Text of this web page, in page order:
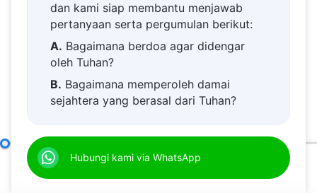
perwujudan ini telah dipengaruhi oleh sikap
patriotisme? Apakah ada kaitannya dengan itu?
Orang-orang telah sangat diracuni oleh hal
tersebut—setiap kali menulis sumpah atau janji,
mereka memikirkan semua tokoh terkenal
rakyatnya. Tokoh-tokoh terkenal itu adalah
bagian dari komplotan Iblis. Mereka bertindak
dan kami siap membantu menjawab
pertanyaan serta pergumulan berikut:
A. Bagaimana berdoa agar didengar
oleh Tuhan?
B. Bagaimana memperoleh damai
sejahtera yang berasal dari Tuhan?
D.
dekat kepada Tuhan.
E.Bagaimana menyambut kedatangan
Hubungi kami via WhatsApp